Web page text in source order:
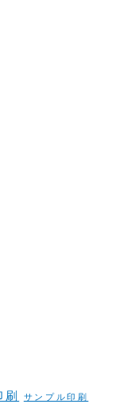
刷 サンプル印刷